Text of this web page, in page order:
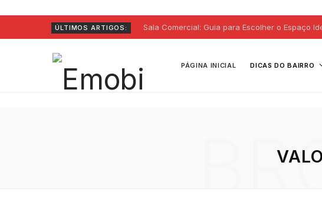
ÚLTIMOS ARTIGOS: Sala Comercial: Guia para Escolher o Espaço
PÁGINA INICIAL DICAS DO BAIRRO